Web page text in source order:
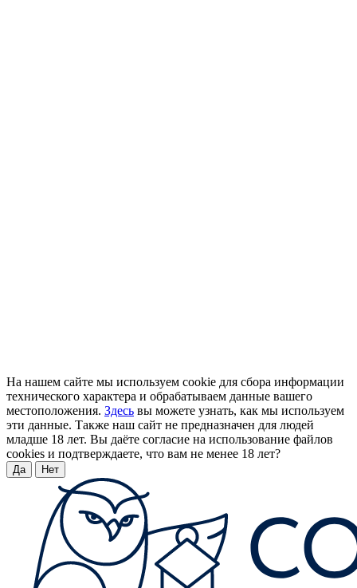
На нашем сайте мы используем cookie для сбора информации
технического характера и обрабатываем данные вашего
местоположения. Здесь вы можете узнать, как мы используем
эти данные. Также наш сайт не предназначен для людей
младше 18 лет. Вы даёте согласие на использование файлов
cookies и подтверждаете, что вам не менее 18 лет?
Да Нет